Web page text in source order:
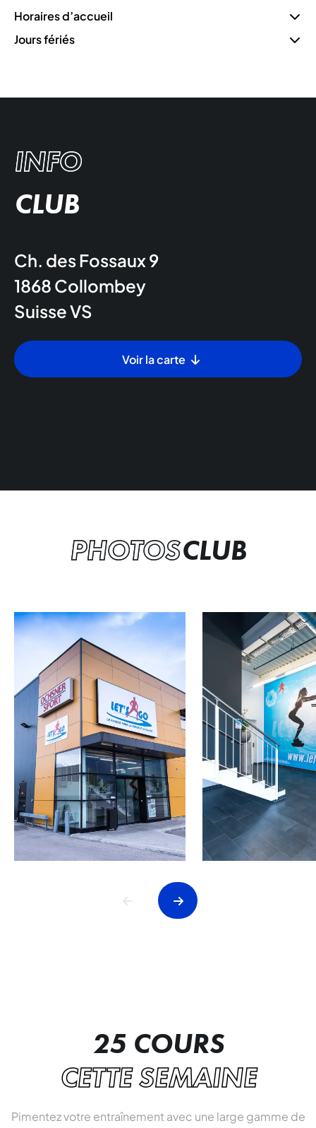
Horaires d’accueil
Jours fériés
INFO
CLUB
Ch. des Fossaux 9
1868 Collombey
SuisseVS
Voir la carte
PHOTOSCLUB
25 COURS
CETTE SEMAINE
Pimentez votre entraînement avec une large gamme de